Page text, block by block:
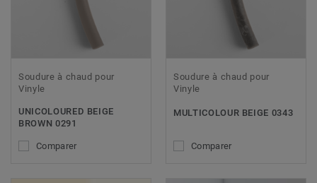
Soudure à chaud pour
Vinyle
UNICOLOURED BEIGE
BROWN 0291
Comparer
Soudure à chaud pour
Vinyle
MULTICOLOUR BEIGE 0343
Comparer